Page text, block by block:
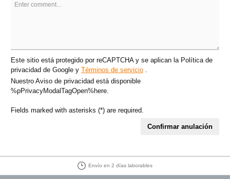
Este sitio está protegido por reCAPTCHA y se aplican la Política de
privacidad de Google y Términos de servicio
Nuestro Aviso de privacidad está disponible
%pPrivacyModalTagOpen%here.
Fields marked with asterisks (*) are required.
Confirmar anulación
Envío en 2 días laborables